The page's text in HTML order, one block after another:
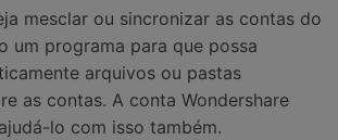
mesclar ou sincronizar as contas do
um programa para que possa
arquivos ou pastas
as contas. A conta Wondershare
lo com isso também.